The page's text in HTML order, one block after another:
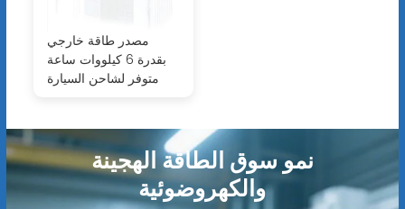
مصدر طاقة خارجي
بقدرة 6 كيلووات ساعة
متوفر لشاحن السيارة
نمو سوق الطاقة الهجينة
والكهروضوئية